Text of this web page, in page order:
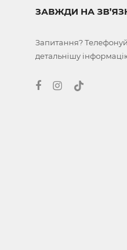
ЗАВЖДИ НА
Запитання?
детальнішу